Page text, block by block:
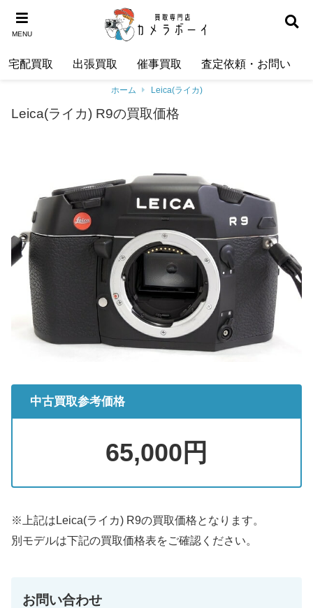
MENU
宅配買取 出張買取 催事買取 査定依頼・お問い合
ホーム Leica(ライカ)
Leica(ライカ) R9の買取価格
中古買取参考価格
65,000円
※上記はLeica(ライカ) R9の買取価格となります。
別モデルは下記の買取価格表をご確認ください。
お問い合わせ